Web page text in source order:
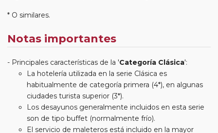
* O similares.
Notas importantes
Principales características de la 'Categoría Clásica':
La hotelería utilizada en la serie Clásica es
habitualmente de categoría primera (4*), en algunas
ciudades turista superior (3*).
Los desayunos generalmente incluidos en esta serie
son de tipo buffet (normalmente frío).
El servicio de maleteros está incluido en la mayor